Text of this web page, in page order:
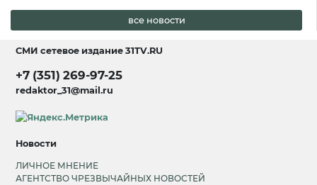
все новости
СМИ сетевое издание31TV.RU
+7 (351) 269-97-25
redaktor_31@mail.ru
Новости
ЛИЧНОЕ МНЕНИЕ
АГЕНТСТВО ЧРЕЗВЫЧАЙНЫХ НОВОСТЕЙ